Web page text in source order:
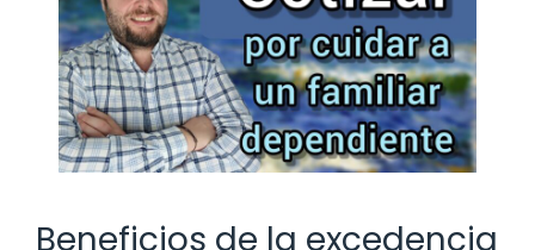
Beneficios de la excedencia